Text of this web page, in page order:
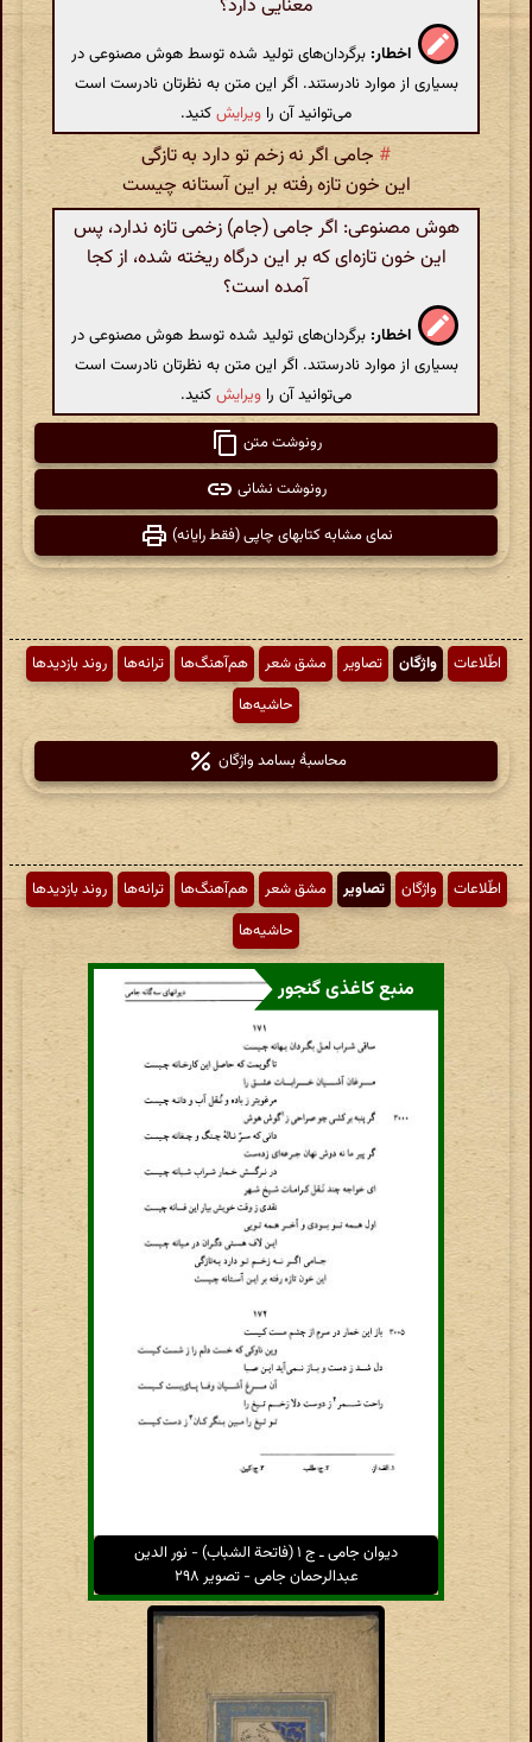
معنایی دارد؟
اخطار: برگردان‌های تولید شده توسط هوش مصنوعی در
بسیاری از موارد نادرستند. اگر این متن به نظرتان نادرست است
می‌توانید آن را ویرایشکنید.
# جامی اگر نه زخم تو دارد به تازگی
این خون تازه رفته بر این آستانه چیست
هوش مصنوعی: اگر جامی (جام) زخمی تازه ندارد، پس
این خون تازه‌ای که بر این درگاه ریخته شده، از کجا
آمده است؟
اخطار: برگردان‌های تولید شده توسط هوش مصنوعی در
بسیاری از موارد نادرستند. اگر این متن به نظرتان نادرست است
می‌توانید آن را ویرایشکنید.
رونوشت متن
رونوشت نشانی
نمای مشابه کتابهای چاپی (فقط رایانه)
اطّلاعات واژگان تصاویر مشق شعر هم‌آهنگ‌ها ترانه‌ها
روند بازدیدها
حاشیه‌ها
محاسبهٔ بسامد واژگان
اطّلاعات واژگان تصاویر مشق شعر هم‌آهنگ‌ها ترانه‌ها
روند بازدیدها
حاشیه‌ها
منبع کاغذی گنجور
دیوان جامی ـ ج ۱ (فاتحة الشباب) - نور الدین
عبدالرحمان جامی - تصویر ۲۹۸